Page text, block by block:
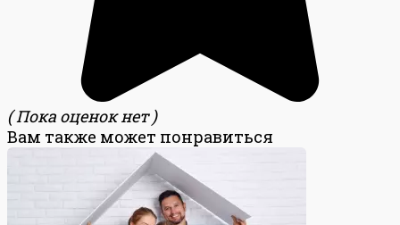
( Пока оценок нет )
Вам также может понравиться